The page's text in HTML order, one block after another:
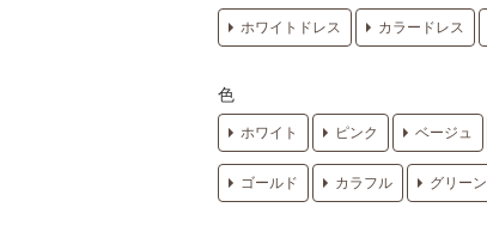
ホワイトドレス カラードレス
色
ホワイト ピンク ベージュ
ゴールド カラフル グリーン